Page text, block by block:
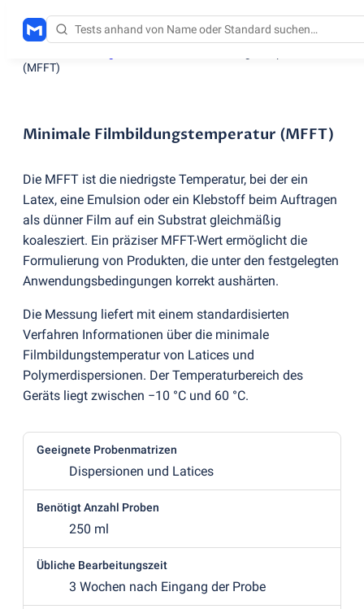
(MFFT)
Minimale Filmbildungstemperatur (MFFT)
Die MFFT ist die niedrigste Temperatur, bei der ein
Latex, eine Emulsion oder ein Klebstoff beim Auftragen
als dünner Film auf ein Substrat gleichmäßig
koalesziert. Ein präziser MFFT-Wert ermöglicht die
Formulierung von Produkten, die unter den festgelegten
Anwendungsbedingungen korrekt aushärten.
Die Messung liefert mit einem standardisierten
Verfahren Informationen über die minimale
Filmbildungstemperatur von Latices und
Polymerdispersionen. Der Temperaturbereich des
Geräts liegt zwischen −10 °C und 60 °C.
Geeignete Probenmatrizen
Dispersionen und Latices
Benötigt Anzahl Proben
250 ml
Übliche Bearbeitungszeit
3 Wochen nach Eingang der Probe